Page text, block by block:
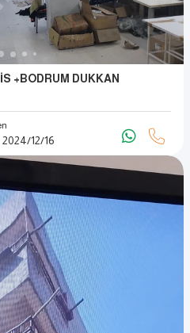
+BODRUM DUKKAN
2024/12/16